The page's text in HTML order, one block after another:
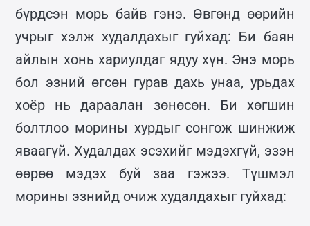
бүрдсэн морь байв гэнэ. Өвгөнд өөрийн
учрыг хэлж худалдахыг гуйхад: Би баян
айлын хонь хариулдаг ядуу хүн. Энэ морь
бол эзний өгсөн гурав дахь унаа, урьдах
хоёр нь дараалан зөнөсөн. Би хөгшин
болтлоо морины хурдыг сонгож шинжиж
яваагүй. Худалдах эсэхийг мэдэхгүй, эзэн
өөрөө мэдэх буй заа гэжээ. Түшмэл
морины эзнийд очиж худалдахыг гуйхад: